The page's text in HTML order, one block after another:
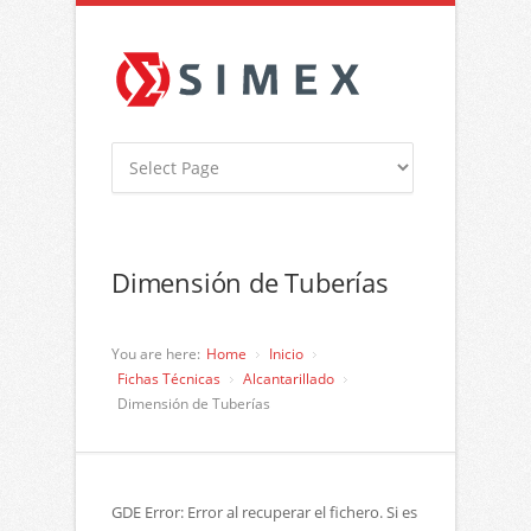
Dimensión de Tuberías
You are here: Home
Inicio
Fichas Técnicas
Alcantarillado
Dimensión de Tuberías
GDE Error: Error al recuperar el fichero. Si es